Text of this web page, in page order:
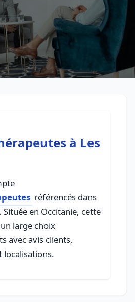
à Les
référencés dans
en Occitanie, cette
large choix
avec avis clients,
localisations.